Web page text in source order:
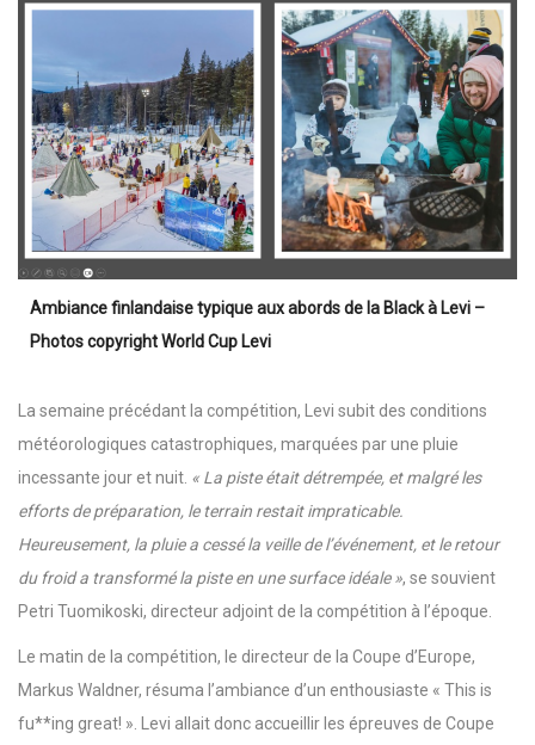
Ambiance finlandaise typique aux abords de la Black à Levi –
Photos copyright World Cup Levi
La semaine précédant la compétition, Levi subit des conditions
météorologiques catastrophiques, marquées par une pluie
incessante jour et nuit. « La piste était détrempée, et malgré les
efforts de préparation, le terrain restait impraticable.
Heureusement, la pluie a cessé la veille de l’événement, et le retour
du froid a transformé la piste en une surface idéale », se souvient
Petri Tuomikoski, directeur adjoint de la compétition à l’époque.
Le matin de la compétition, le directeur de la Coupe d’Europe,
Markus Waldner, résuma l’ambiance d’un enthousiaste « This is
fu**ing great! ». Levi allait donc accueillir les épreuves de Coupe